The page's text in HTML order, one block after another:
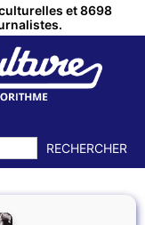
et 8698
RECHERCHER